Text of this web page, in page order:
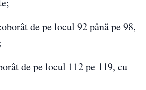
de pe locul 92 până pe 98,
de pe locul 112 pe 119, cu